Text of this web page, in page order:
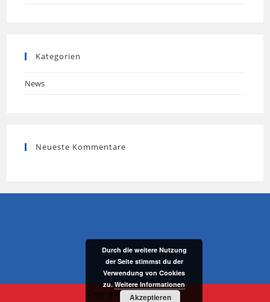
Kategorien
News
Neueste Kommentare
Copyright 2019 - BanSenSuk
Durch die weitere Nutzung
der Seite stimmst du der
Verwendung von Cookies
zu.Weitere Informationen
Akzeptieren